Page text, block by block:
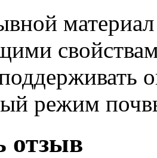
режим
отзыв